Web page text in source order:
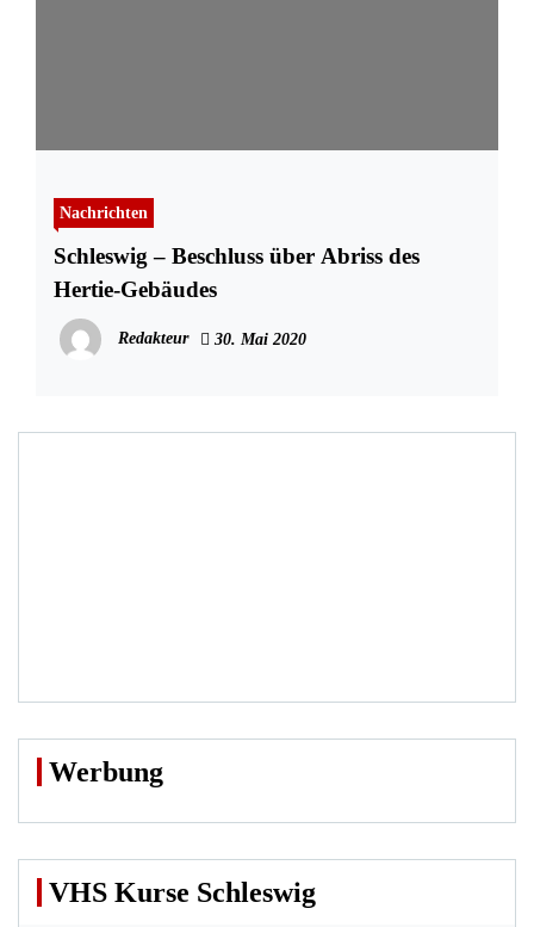
Nachrichten
Schleswig – Beschluss über Abriss des
Hertie-Gebäudes
Redakteur 30. Mai 2020
Werbung
VHS Kurse Schleswig